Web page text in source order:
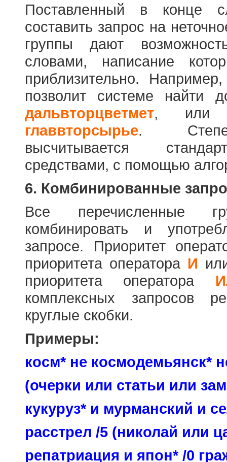
Поставленный в конце
составить запрос на
группы дают
словами, написание
приблизительно.
позволит системе найти
дальвторцветмет,
главвторсырье.
высчитывается
средствами, с помощью
6. Комбинированные
Все перечисленные
комбинировать и
запросе. Приоритет
приоритета оператора И
приоритета оператора
комплексных запросов
круглые скобки.
Примеры:
косм* не космодемьянск*
(очерки или статьи или
кукуруз* и мурманский и
расстрел /5 (николай или
репатриация и япон* /0